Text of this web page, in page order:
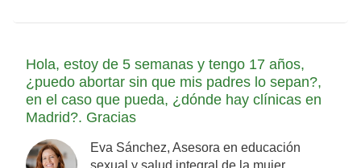
Hola, estoy de 5 semanas y tengo 17 años,
¿puedo abortar sin que mis padres lo sepan?,
en el caso que pueda, ¿dónde hay clínicas en
Madrid?. Gracias
Eva Sánchez, Asesora en educación
sexual y salud integral de la mujer